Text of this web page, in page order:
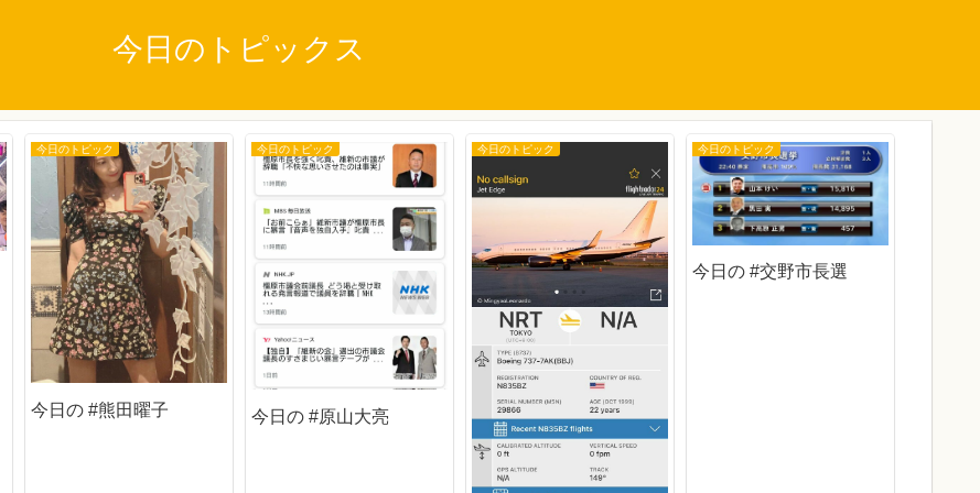
今日のトピックス
今日のトピック
今日の #熊田曜子
今日のトピック
今日の #原山大亮
今日のトピック 今日のトピック
今日の #交野市長選